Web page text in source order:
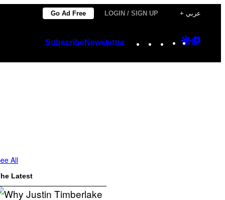
Go Ad Free LOGIN / SIGN UP + عربي
SubscribeNewsletter Instagram
TikTok
YouTube
Google
All
Latest